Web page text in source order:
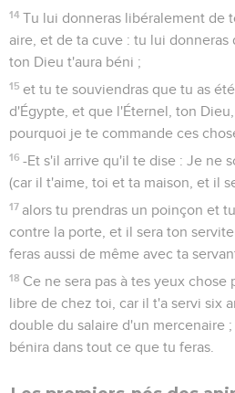
14 Tu lui donneras libéralement de
aire, et de ta cuve : tu lui donneras
ton Dieu t'aura béni ;
15 et tu te souviendras que tu as
d'Égypte, et que l'Éternel, ton
pourquoi je te commande ces
16 -Et s'il arrive qu'il te dise : Je ne
(car il t'aime, toi et ta maison, et il
17 alors tu prendras un poinçon et
contre la porte, et il sera ton
feras aussi de même avec ta
18 Ce ne sera pas à tes yeux
libre de chez toi, car il t'a servi six
double du salaire d'un mercenaire
bénira dans tout ce que tu feras.